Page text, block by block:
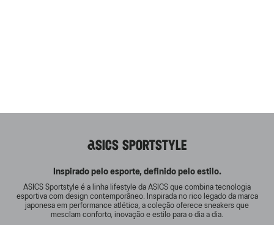
ASICS SPORTSTYLE
Inspirado pelo esporte, definido pelo estilo.
ASICS Sportstyle é a linha lifestyle da ASICS que combina tecnologia
esportiva com design contemporâneo. Inspirada no rico legado da marca
japonesa em performance atlética, a coleção oferece sneakers que
mesclam conforto, inovação e estilo para o dia a dia.